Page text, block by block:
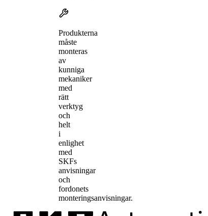
Produkterna
måste
monteras
av
kunniga
mekaniker
med
rätt
verktyg
och
helt
i
enlighet
med
SKFs
anvisningar
och
fordonets
monteringsanvisningar.